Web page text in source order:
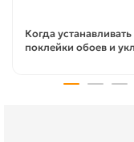
Когда
поклейки обоев и